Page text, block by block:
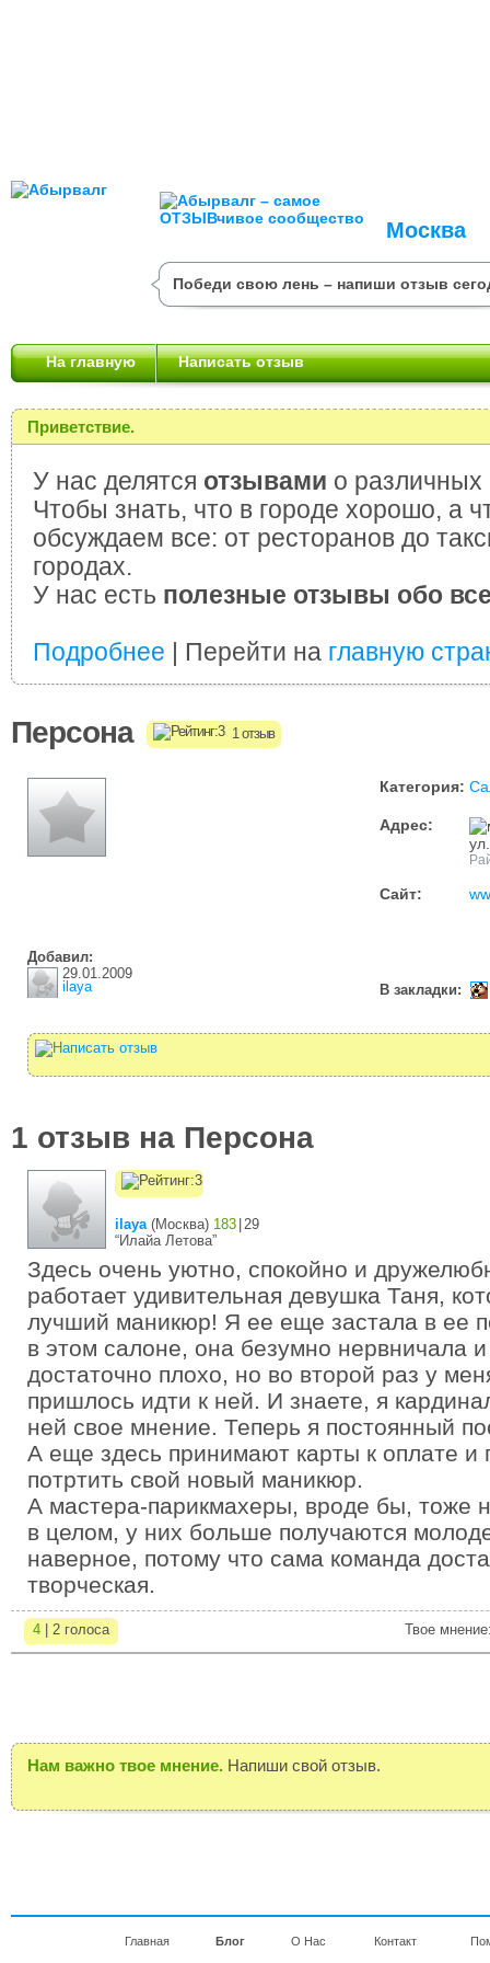
Москва
Победи свою лень – напиши отзыв
На главную Написать отзыв
Приветствие.
У нас делятся отзывами о различных
Чтобы знать, что в городе хорошо, а
обсуждаем все: от ресторанов до
городах.
У нас есть полезные отзывы обо
Подробнее | Перейти на главную
Персона 1 отзыв
Категория:
Адрес:
Сайт:
Добавил:
29.01.2009
ilaya
В закладки:
1 отзыв на Персона
ilaya(Москва) 183 29
“Илайа Летова”
Здесь очень уютно, спокойно и
работает удивительная девушка Таня,
лучший маникюр! Я ее еще застала в ее
в этом салоне, она безумно нервничала
достаточно плохо, но во второй раз у
пришлось идти к ней. И знаете, я
ней свое мнение. Теперь я постоянный
А еще здесь принимают карты к оплате и
потртить свой новый маникюр.
А мастера-парикмахеры, вроде бы, тоже
в целом, у них больше получаются
наверное, потому что сама команда
творческая.
4 | 2 голоса Твое
Нам важно твое мнение. Напиши свой отзыв.
Главная Блог О Нас Контакт